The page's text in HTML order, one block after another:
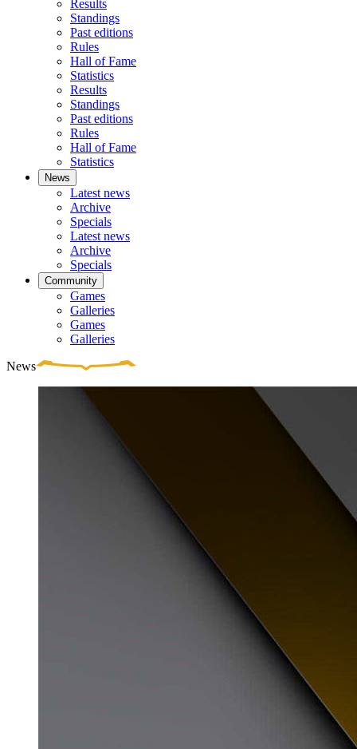
Results
Standings
Past editions
Rules
Hall of Fame
Statistics
Results
Standings
Past editions
Rules
Hall of Fame
Statistics
News
Latest news
Archive
Specials
Latest news
Archive
Specials
Community
Games
Galleries
Games
Galleries
News